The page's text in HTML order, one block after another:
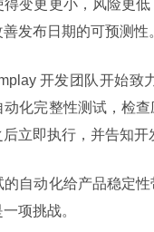
变更更小，风险更
发布日期的可预测性
开发团队开始
动化完整性测试，检
立即执行，并告知开
自动化给产品稳定
项挑战。